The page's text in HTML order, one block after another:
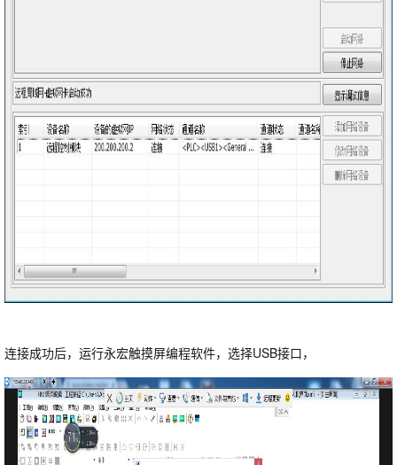
连接成功后，运行永宏触摸屏编程软件，选择USB接口，